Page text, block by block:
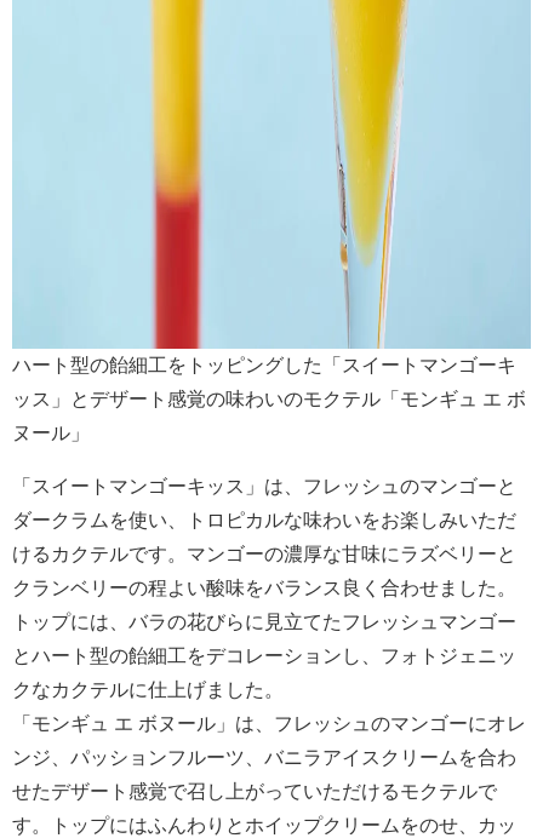
ハート型の飴細工をトッピングした「スイートマンゴーキ
ッス」とデザート感覚の味わいのモクテル「モンギュ エ ボ
ヌール」
「スイートマンゴーキッス」は、フレッシュのマンゴーと
ダークラムを使い、トロピカルな味わいをお楽しみいただ
けるカクテルです。マンゴーの濃厚な甘味にラズベリーと
クランベリーの程よい酸味をバランス良く合わせました。
トップには、バラの花びらに見立てたフレッシュマンゴー
とハート型の飴細工をデコレーションし、フォトジェニッ
クなカクテルに仕上げました。
「モンギュ エ ボヌール」は、フレッシュのマンゴーにオレ
ンジ、パッションフルーツ、バニラアイスクリームを合わ
せたデザート感覚で召し上がっていただけるモクテルで
す。トップにはふんわりとホイップクリームをのせ、カッ